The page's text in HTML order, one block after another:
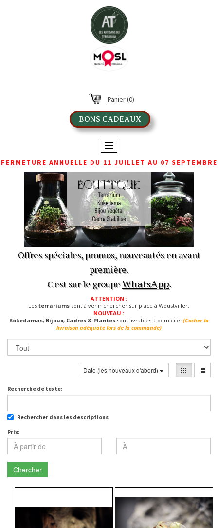
Panier(0)
BONS CADEAUX
FERMETURE ANNUELLE DU 11 JUILLET AU 07 SEPTEMBRE
Offres spéciales, promos, nouveautés en avant
première.
C'est sur le groupeWhatsApp.
ATTENTION :
Lesterrariums sont à venir chercher sur place à Woustviller.
NOUVEAU :
Kokedamas, Bijoux, Cadres & Plantessont livrables à domicile! (Cocher la
livraison adéquate lors de la commande)
Date (les nouveaux d'abord)
Recherche de texte:
Rechercher dans les descriptions
Prix:
Chercher